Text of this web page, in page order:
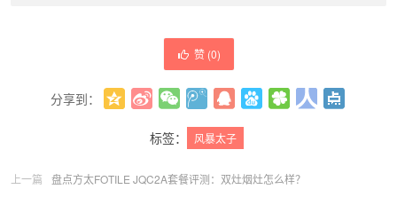
赞 (0)
分享到：
标签：
风暴太子
上一篇
盘点方太FOTILE JQC2A套餐评测：双灶烟灶怎么样？